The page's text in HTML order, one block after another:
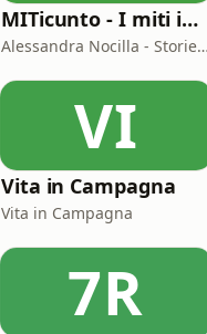
MITicunto - I miti in prima persona
Alessandra Nocilla - Storielibere.fm
VI
Vita in Campagna
Vita in Campagna
7R